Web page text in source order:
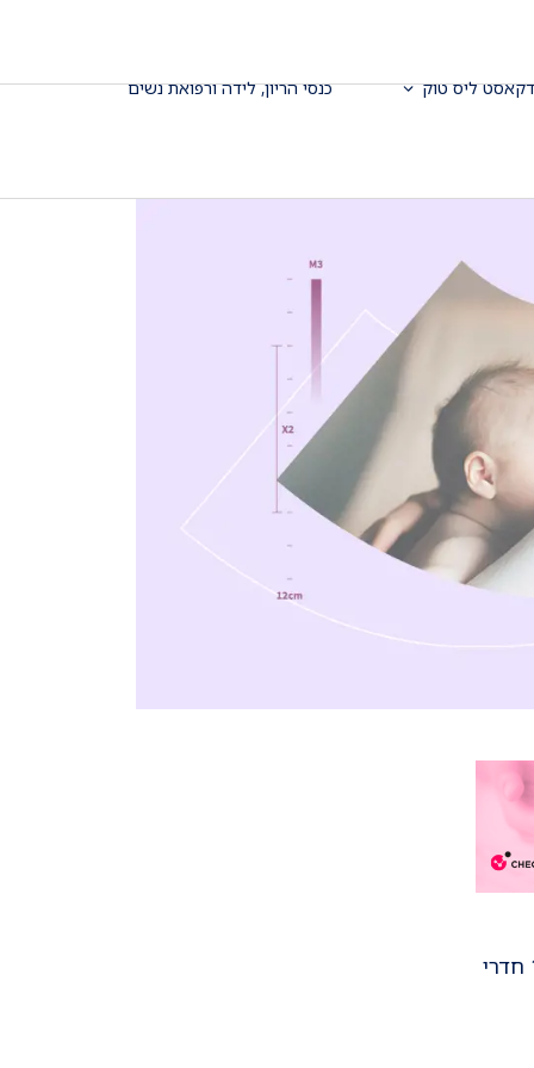
ליס טוק כנסי הריון, לידה ורפואת נשים
הצוות כולו כאן בשביל להעניק לאם ולתינוק את הטיפול האישי המדויק והמותאם בכל שלב של הלידה, ב-17 חדרי